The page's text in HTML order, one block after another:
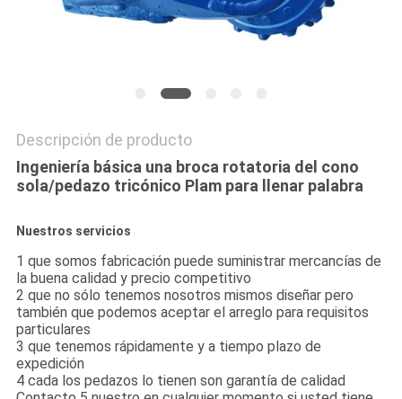
SITIO
POLICY
Descripción de producto
Ingeniería básica una broca rotatoria del cono
sola/pedazo tricónico Plam para llenar palabra
Nuestros servicios
1 que somos fabricación puede suministrar mercancías de
la buena calidad y precio competitivo
2 que no sólo tenemos nosotros mismos diseñar pero
también que podemos aceptar el arreglo para requisitos
particulares
3 que tenemos rápidamente y a tiempo plazo de
expedición
4 cada los pedazos lo tienen son garantía de calidad